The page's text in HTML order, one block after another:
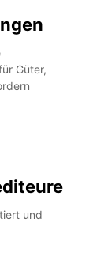
Güter,
und